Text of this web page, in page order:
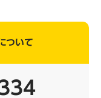
ついて